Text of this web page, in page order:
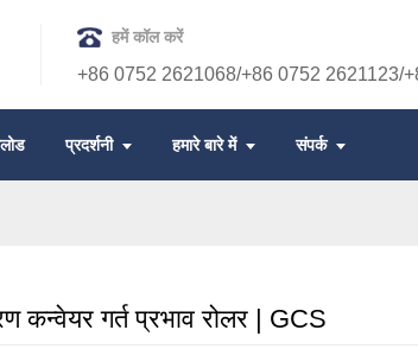
हमें कॉल करें
+86 0752 2621068/+86 0752 2621123/
प्रदर्शनी हमारे बारे में संपर्क
गर्त प्रभाव रोलर | GCS